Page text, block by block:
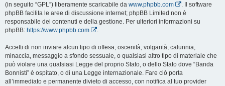
(in seguito “GPL”) liberamente scaricabile da www.phpbb.com
. Il software
phpBB facilita le aree di discussione internet; phpBB Limited non è
responsabile dei contenuti e della gestione. Per ulteriori informazioni su
phpBB: https://www.phpbb.com .
Accetti di non inviare alcun tipo di offesa, oscenità, volgarità, calunnia,
minaccia, messaggio a sfondo sessuale, o qualsiasi altro tipo di materiale che
può violare una qualsiasi Legge del proprio Stato, o dello Stato dove “Banda
Bonnisti” è ospitato, o di una Legge internazionale. Fare ciò porta
all’immediato e permanente divieto di accesso, con notifica al tuo provider